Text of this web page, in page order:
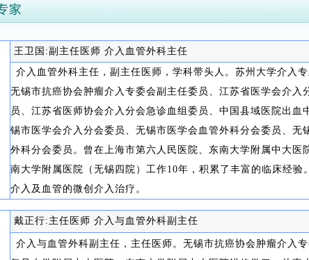
王卫国:副主任医师 介入血管外科主任
介入血管外科主任，副主任医师，学科带头人。苏州大学介入
无锡市抗癌协会肿瘤介入专委会副主任委员、江苏省医学会介入
员、江苏省医师协会介入分会急诊血组委员、中国县域医院出血
锡市医学会介入分会委员、无锡市医学会血管外科分会委员、无
外科分会委员。曾在上海市第六人民医院、东南大学附属中大医
南大学附属医院（无锡四院）工作10年，积累了丰富的临床经验
介入及血管的微创介入治疗。
戴正行:主任医师 介入与血管外科副主任
介入与血管外科副主任，主任医师。无锡市抗癌协会肿瘤介入